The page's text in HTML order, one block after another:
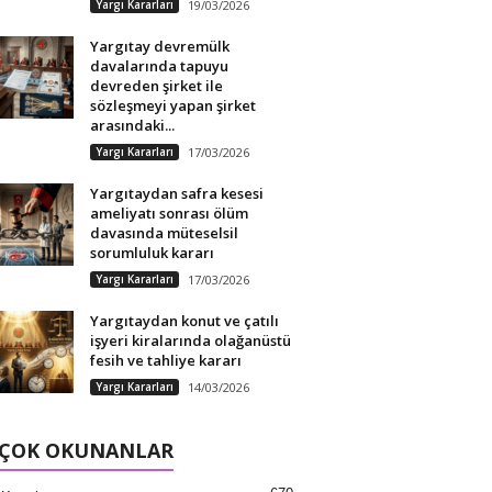
Yargı Kararları 19/03/2026
Yargıtay devremülk
davalarında tapuyu
devreden şirket ile
sözleşmeyi yapan şirket
arasındaki...
Yargı Kararları 17/03/2026
Yargıtaydan safra kesesi
ameliyatı sonrası ölüm
davasında müteselsil
sorumluluk kararı
Yargı Kararları 17/03/2026
Yargıtaydan konut ve çatılı
işyeri kiralarında olağanüstü
fesih ve tahliye kararı
Yargı Kararları 14/03/2026
OKUNANLAR